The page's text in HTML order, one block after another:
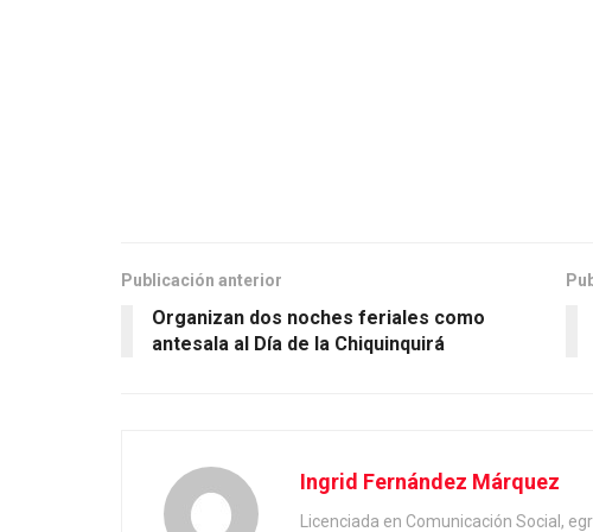
Publicación anterior
Organizan dos noches feriales como
antesala al Día de la Chiquinquirá
Ingrid Fernández Márquez
Licenciada en Comunicación Social,